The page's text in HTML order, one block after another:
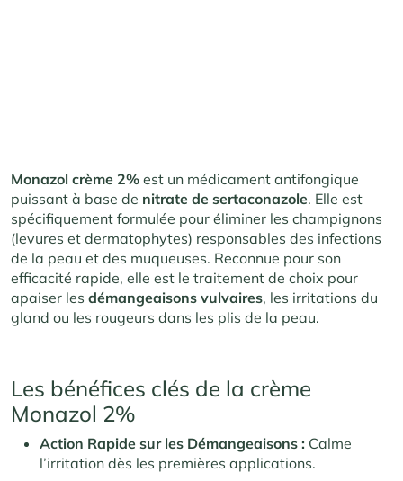
Monazol crème 2% est un médicament antifongique
puissant à base de nitrate de sertaconazole. Elle est
spécifiquement formulée pour éliminer les champignons
(levures et dermatophytes) responsables des infections
de la peau et des muqueuses. Reconnue pour son
efficacité rapide, elle est le traitement de choix pour
apaiser les démangeaisons vulvaires, les irritations du
gland ou les rougeurs dans les plis de la peau.
Les bénéfices clés de la crème
Monazol 2%
Action Rapide sur les Démangeaisons : Calme
l’irritation dès les premières applications.